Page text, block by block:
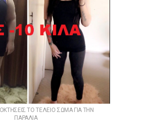
ΤΟ ΤΕΛΕΙΟ ΣΩΜΑ ΓΙΑ ΤΗΝ
ΠΑΡΑΛΙΑ